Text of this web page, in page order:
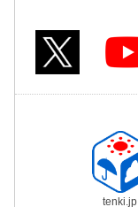
tenki.jp